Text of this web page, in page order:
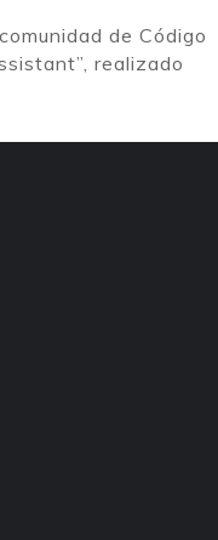
de Código
realizado